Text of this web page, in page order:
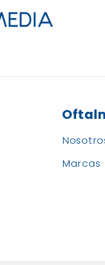
Marcas